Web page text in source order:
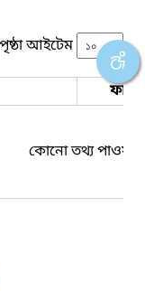
পৃষ্ঠা আইটেম
ফাইল
কোনো তথ্য পাওয়া